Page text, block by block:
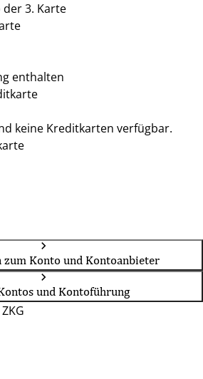
der 3. Karte
enthalten
keine Kreditkarten verfügbar.
Konto und Kontoanbieter
und Kontoführung